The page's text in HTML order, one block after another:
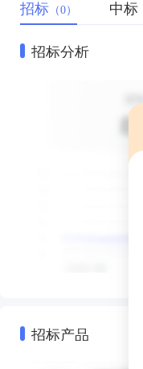
招标 （0） 中标
招标分析
招标产品